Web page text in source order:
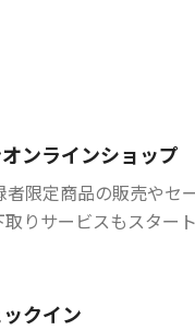
ンラインショップ
限定商品の販売やセ
りサービスもスタート
クイン